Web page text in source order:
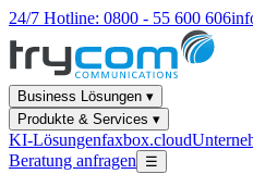
24/7 Hotline: 0800 - 55 600 606
Business Lösungen ▾
Produkte & Services ▾
KI-Lösungenfaxbox.cloud
Beratung anfragen
☰